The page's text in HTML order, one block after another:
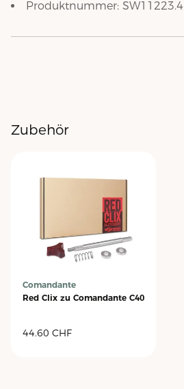
Produktnummer: SW11223.4
Zubehör
Comandante
Red Clix zu Comandante C40
44.60 CHF